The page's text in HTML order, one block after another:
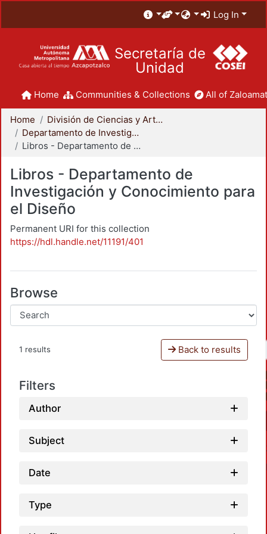
Log In
Secretaría de
Unidad
Home Communities & Collections All of
Home
División de Ciencias y Artes para el Diseño
Departamento de Investigación y Conocimiento para el Diseño
Libros - Departamento de Investigación y Conocimiento para el Diseño
Libros - Departamento de
Investigación y Conocimiento para
el Diseño
Permanent URI for this collection
https://hdl.handle.net/11191/401
Browse
1 results Back to results
Filters
Author
Subject
Date
Type